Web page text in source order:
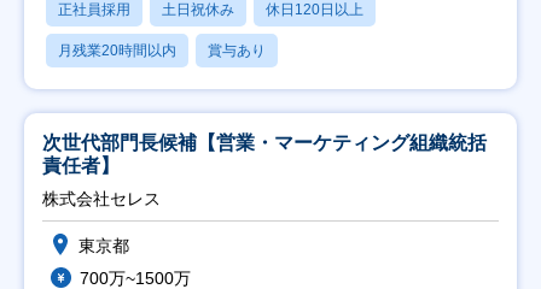
正社員採用 土日祝休み 休日120日以上
月残業20時間以内 賞与あり
次世代部門長候補【営業・マーケティング組織統括
責任者】
株式会社セレス
東京都
700万~1500万